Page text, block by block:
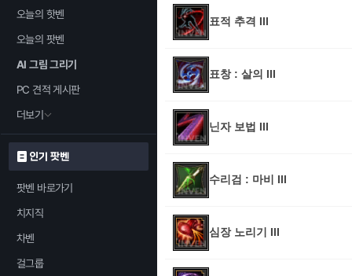
오늘의 핫벤
오늘의 팟벤
AI 그림 그리기
PC 견적 게시판
더보기
인기 팟벤
팟벤 바로가기
치지직
차벤
걸그룹
표적 추격 III
표창 : 살의 III
닌자 보법 III
수리검 : 마비 III
심장 노리기 III